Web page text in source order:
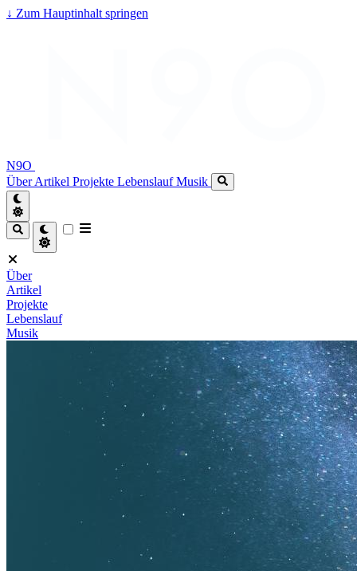
↓ Zum Hauptinhalt springen
N9O
ÜberArtikel Projekte LebenslaufMusik
Über
Artikel
Projekte
Lebenslauf
Musik